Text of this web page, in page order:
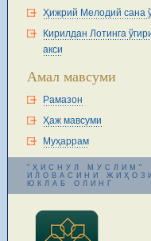
Ҳижрий Мелодий сана
Кирилдан Лотинга
акси
Амал мавсуми
Рамазон
Ҳаж мавсуми
Муҳаррам
"ҲИСНУЛ МУСЛИМ"
ИЛОВАСИНИ
ЮКЛАБ ОЛИНГ